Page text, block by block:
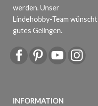
werden. Unser
Lindehobby-Team wünscht
gutes Gelingen.
INFORMATION